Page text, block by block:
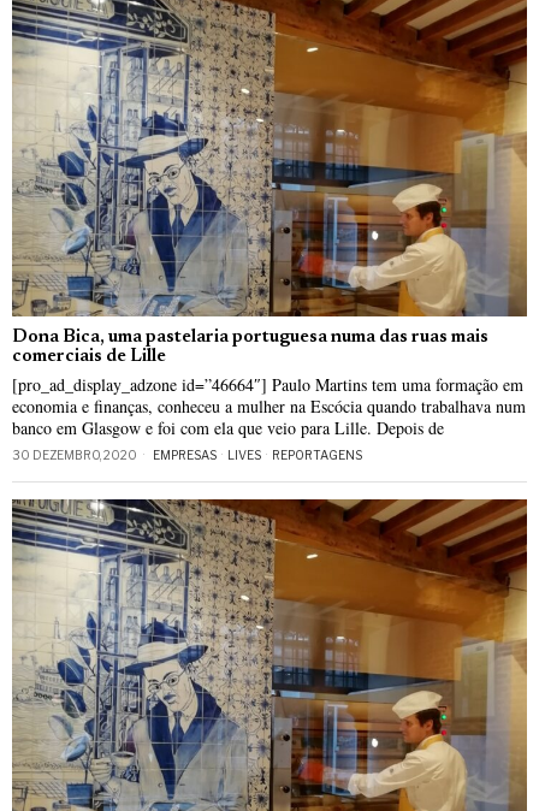
Dona Bica, uma pastelaria portuguesa numa das ruas mais
comerciais de Lille
[pro_ad_display_adzone id=”46664″] Paulo Martins tem uma formação em
economia e finanças, conheceu a mulher na Escócia quando trabalhava num
banco em Glasgow e foi com ela que veio para Lille. Depois de
30 DEZEMBRO, 2020 EMPRESAS · LIVES · REPORTAGENS